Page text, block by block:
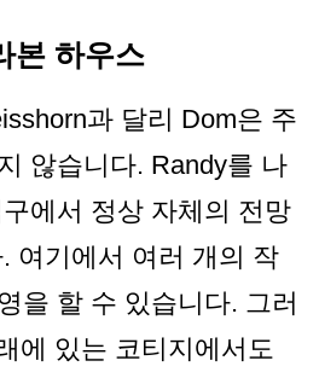
본 하우스
과 달리 Dom은 주
않습니다. Randy를 나
에서 정상 자체의 전망
여기에서 여러 개의 작
을 할 수 있습니다. 그러
에 있는 코티지에서도